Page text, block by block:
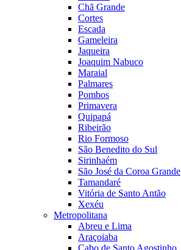
Chã Grande
Cortes
Escada
Gameleira
Jaqueira
Joaquim Nabuco
Maraial
Palmares
Pombos
Primavera
Quipapá
Ribeirão
Rio Formoso
São Benedito do Sul
Sirinhaém
São José da Coroa Grande
Tamandaré
Vitória de Santo Antão
Xexéu
Metropolitana
Abreu e Lima
Araçoiaba